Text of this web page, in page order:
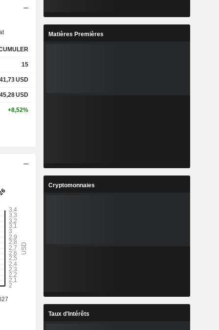
15
41,73USD
45,28USD
+8,52%
Matières Premières
Cryptomonnaies
Taux d'Intérêts